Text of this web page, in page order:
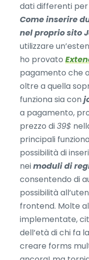
dati differenti per
Come inserire
nel proprio sito
utilizzare
ho provato
pagamento che
oltre a quella
funziona sia con
a pagamento,
prezzo di39$
principali
possibilità di
neimoduli di
consentendo di
possibilità
frontend. Molte
implementate,
dell’età di chi fa
creare forms